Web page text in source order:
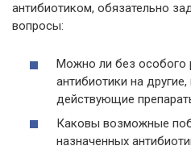
антибиотиком, обязательно
вопросы:
Можно ли без особого
антибиотики на
действующие
Каковы возможные
назначенных